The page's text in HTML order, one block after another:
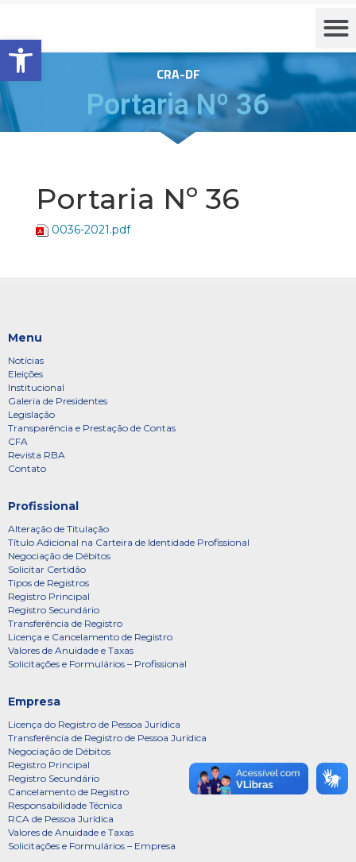
Barra de Ferramentas Aberta
CRA-DF
Portaria Nº 36
Portaria Nº 36
0036-2021.pdf
Menu
Notícias
Eleições
Institucional
Galeria de Presidentes
Legislação
Transparência e Prestação de Contas
CFA
Revista RBA
Contato
Profissional
Alteração de Titulação
Título Adicional na Carteira de Identidade Profissional
Negociação de Débitos
Solicitar Certidão
Tipos de Registros
Registro Principal
Registro Secundário
Transferência de Registro
Licença e Cancelamento de Registro
Valores de Anuidade e Taxas
Solicitações e Formulários – Profissional
Empresa
Licença do Registro de Pessoa Jurídica
Transferência de Registro de Pessoa Jurídica
Negociação de Débitos
Registro Principal
Registro Secundário
Cancelamento de Registro
Responsabilidade Técnica
RCA de Pessoa Jurídica
Valores de Anuidade e Taxas
Solicitações e Formulários – Empresa